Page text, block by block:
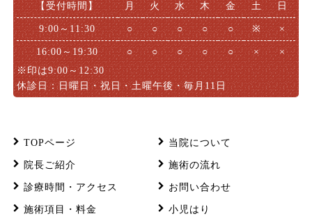
【受付時間】 月 火 水 木 金 土 日
9:00～11:30 ○ ○ ○ ○ ○ ※ ×
16:00～19:30 ○ ○ ○ ○ ○ ×
×
※印は9:00～12:30
休診日：日曜日・祝日・土曜午後・毎月11日
TOPページ 当院について
院長ご紹介 施術の流れ
診療時間・アクセス お問い合わせ
施術項目・料金 小児はり